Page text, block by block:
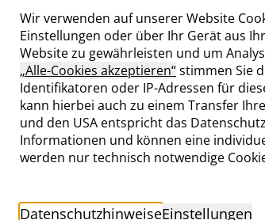
Wir verwenden auf unserer Website
Einstellungen oder über Ihr Gerät aus
Website zu gewährleisten und um
„Alle-Cookies akzeptieren“stimmen Sie
Identifikatoren oder IP-Adressen für
kann hierbei auch zu einem Transfer
und den USA entspricht das
Informationen und können eine
werden nur technisch notwendige
DatenschutzhinweiseEinstellungen
/ 701-3000
3099
Amtsgericht Darmstadt
HRB 91126